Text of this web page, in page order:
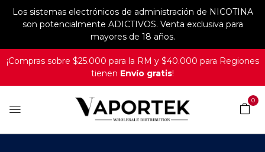
Los sistemas electrónicos de administración de NICOTINA
son potencialmente ADICTIVOS. Venta exclusiva para
mayores de 18 años.
¡Compras sobre $25.000 para la RM y $40.000 para Regiones
tienen Envío gratis!
0